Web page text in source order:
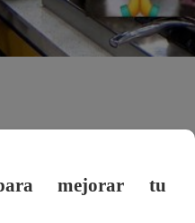
en “ El Gran Chef
mejorar tu